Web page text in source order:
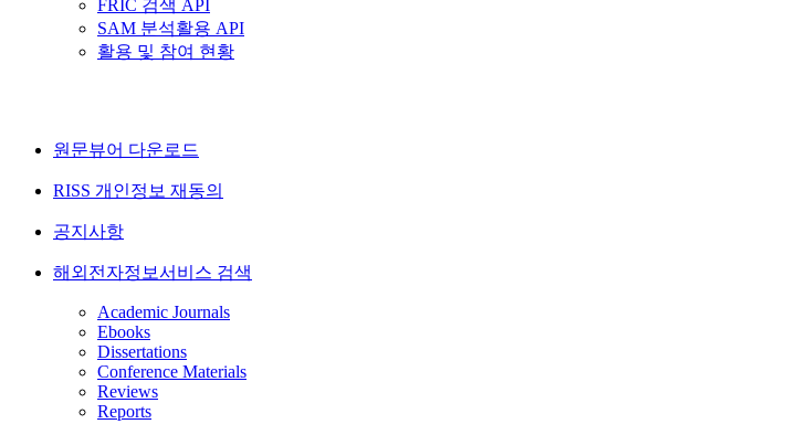
FRIC 검색 API
SAM 분석활용 API
활용 및 참여 현황
원문뷰어 다운로드
RISS 개인정보 재동의
공지사항
해외전자정보서비스 검색
Academic Journals
Ebooks
Dissertations
Conference Materials
Reviews
Reports